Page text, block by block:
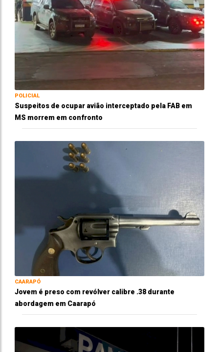
POLICIAL
Suspeitos de ocupar avião interceptado pela FAB em
MS morrem em confronto
CAARAPÓ
Jovem é preso com revólver calibre .38 durante
abordagem em Caarapó